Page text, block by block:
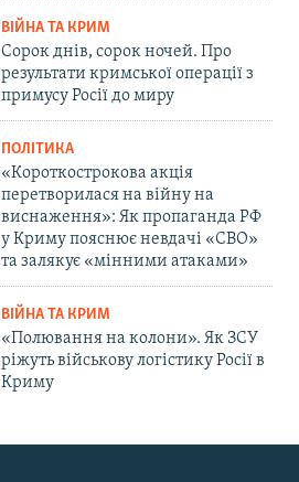
ВІЙНА ТА КРИМ
Сорок днів, сорок ночей. Про
результати кримської операції з
примусу Росії до миру
ПОЛІТИКА
«Короткострокова акція
перетворилася на війну на
виснаження»: Як пропаганда РФ
у Криму пояснює невдачі «СВО»
та залякує «мінними атаками»
ВІЙНА ТА КРИМ
«Полювання на колони». Як ЗСУ
ріжуть військову логістику Росії в
Криму